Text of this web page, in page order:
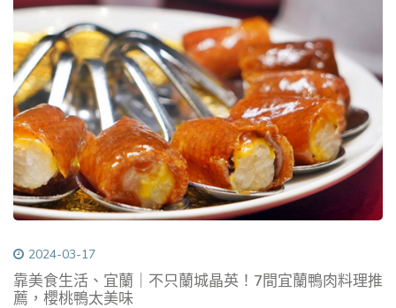
2024-03-17
靠美食生活、宜蘭｜不只蘭城晶英！7間宜蘭鴨肉料理推
薦，櫻桃鴨太美味